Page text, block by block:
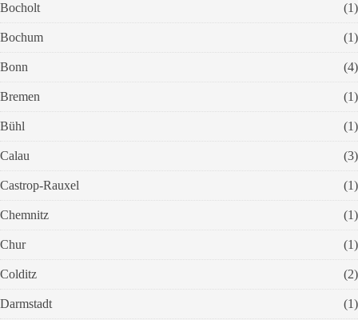
Bocholt (1)
Bochum (1)
Bonn (4)
Bremen (1)
Bühl (1)
Calau (3)
Castrop-Rauxel (1)
Chemnitz (1)
Chur (1)
Colditz (2)
Darmstadt (1)